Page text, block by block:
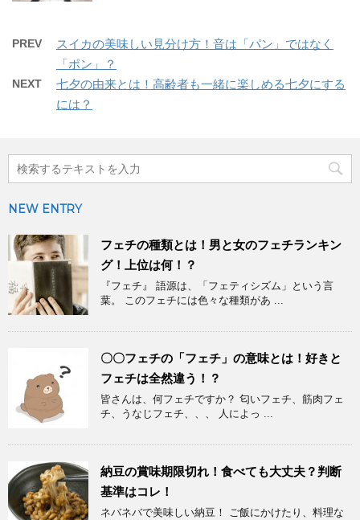
PREV
スイカの美味しい見分け方！音は「パン」ではなく
「ポン」？
NEXT
七夕の由来とは！高齢者も一緒に楽しめる七夕にする
には？
NEW ENTRY
フェチの種類とは！男と女のフェチランキン
グ！上位は何！？
『フェチ』 語源は、「フェティシズム」という言
葉。 このフェチには色々な種類があ ...
〇〇フェチの「フェチ」の意味とは！好きと
フェチは全然違う！？
皆さんは、何フェチですか？ 匂いフェチ、筋肉フェ
チ、うなじフェチ、、、 人によっ ...
納豆の賞味期限切れ！食べても大丈夫？判断
基準はコレ！
ネバネバで美味しい納豆！ ご飯にかけたり、料理な